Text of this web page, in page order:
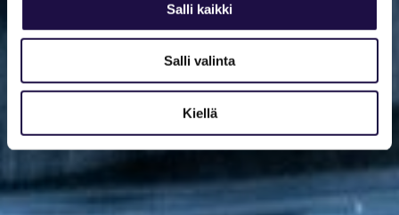
Salli kaikki
Salli valinta
Kiellä